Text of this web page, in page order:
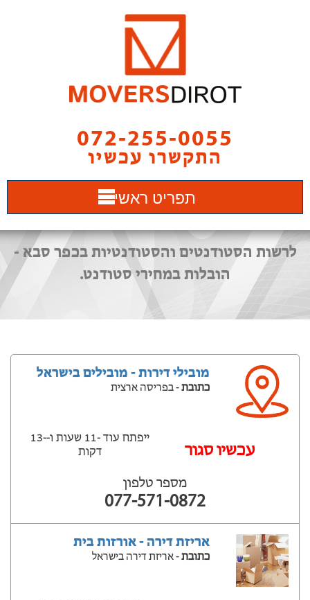
072-255-0055
התקשרו עכשיו
תפריט ראשי
לרשות הסטודנטים והסטודנטיות בכפר סבא -
הובלות במחירי סטודנט.
מובילי דירות - מובילים בישראל
כתובת- בפריסה ארצית
‫עכשיו סגור
ייפתח עוד -11 שעות ‫ו--13
דקות
מספר טלפון
077-571-0872
אריזת דירה - אורזות בית
כתובת- אריזת דירה בישראל